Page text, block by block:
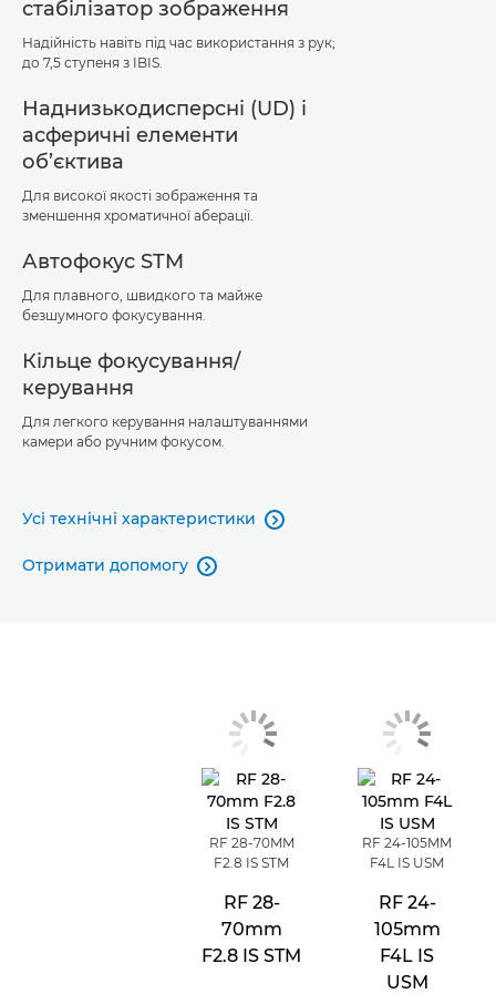
стабілізатор зображення
Надійність навіть під час використання з рук;
до 7,5 ступеня з IBIS.
Наднизькодисперсні (UD) і
асферичні елементи
об’єктива
Для високої якості зображення та
зменшення хроматичної аберації.
Автофокус STM
Для плавного, швидкого та майже
безшумного фокусування.
Кільце фокусування/
керування
Для легкого керування налаштуваннями
камери або ручним фокусом.
Усі технічні характеристики 
Отримати допомогу 
RF 28-70MM
F2.8 IS STM
RF 28-
70mm
F2.8 IS STM
RF 24-105MM
F4L IS USM
RF 24-
105mm
F4L IS
USM